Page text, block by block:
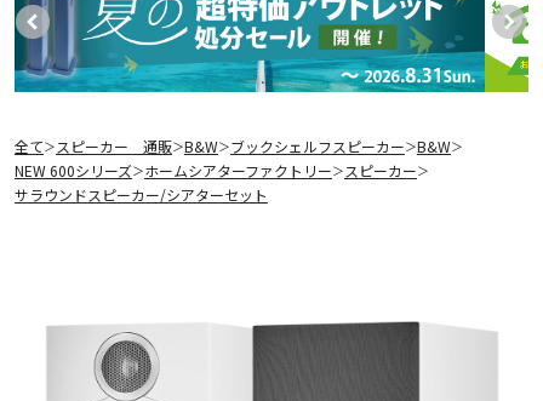
全て＞ スピーカー 通販＞B&W＞ブックシェルフスピーカー＞B&W＞
NEW 600シリーズ＞ホームシアターファクトリー＞ スピーカー＞
サラウンドスピーカー/シアターセット